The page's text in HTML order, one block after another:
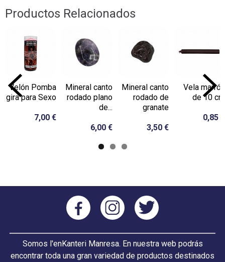
Productos Relacionados
Velón Pomba
gira para Sexo
7,00 €
Mineral canto
rodado plano
de...
6,00 €
Mineral canto
rodado de
granate
3,50 €
Vela marrón
de 10 cm
0,85 €
Somos l'enKanteri Manresa. En nuestra web podrás
encontrar toda una gran variedad de productos destinados